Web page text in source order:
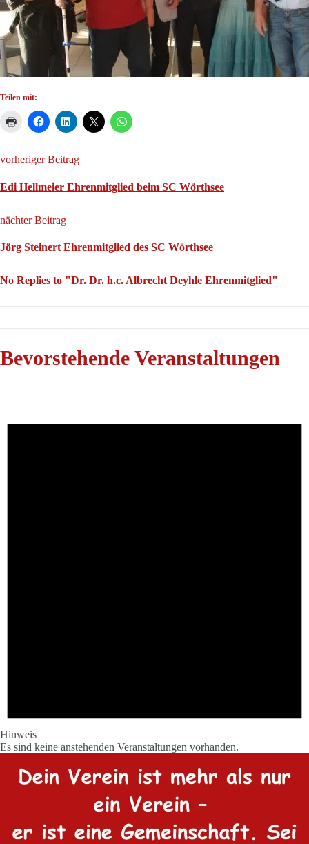
Teilen mit:
vorheriger Beitrag
Edi Hellmeier Ehrenmitglied beim SC Wörthsee
nächter Beitrag
Jörg Steinert Ehrenmitglied des SC Wörthsee
No Replies to "Dr. Dr. h.c. Albrecht Deyhle Ehrenmitglied"
Bevorstehende Veranstaltungen
Hinweis
Es sind keine anstehenden Veranstaltungen vorhanden.